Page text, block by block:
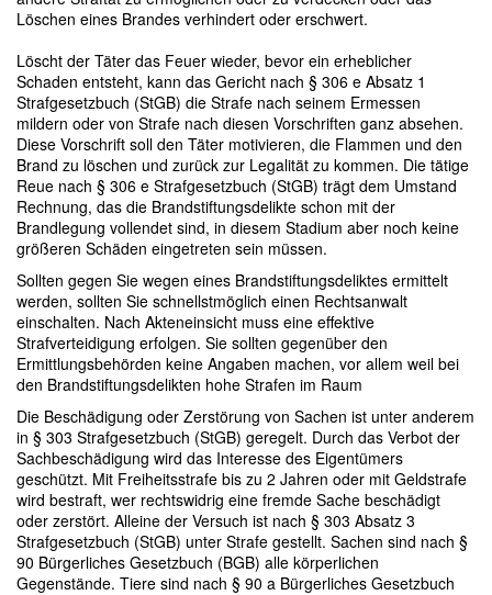
Löschen eines Brandes verhindert oder erschwert.
Löscht der Täter das Feuer wieder, bevor ein erheblicher
Schaden entsteht, kann das Gericht nach § 306 e Absatz 1
Strafgesetzbuch (StGB) die Strafe nach seinem Ermessen
mildern oder von Strafe nach diesen Vorschriften ganz absehen.
Diese Vorschrift soll den Täter motivieren, die Flammen und den
Brand zu löschen und zurück zur Legalität zu kommen. Die tätige
Reue nach § 306 e Strafgesetzbuch (StGB) trägt dem Umstand
Rechnung, das die Brandstiftungsdelikte schon mit der
Brandlegung vollendet sind, in diesem Stadium aber noch keine
größeren Schäden eingetreten sein müssen.
Sollten gegen Sie wegen eines Brandstiftungsdeliktes ermittelt
werden, sollten Sie schnellstmöglich einen Rechtsanwalt
einschalten. Nach Akteneinsicht muss eine effektive
Strafverteidigung erfolgen. Sie sollten gegenüber den
Ermittlungsbehörden keine Angaben machen, vor allem weil bei
den Brandstiftungsdelikten hohe Strafen im Raum
Die Beschädigung oder Zerstörung von Sachen ist unter anderem
in § 303 Strafgesetzbuch (StGB) geregelt. Durch das Verbot der
Sachbeschädigung wird das Interesse des Eigentümers
geschützt. Mit Freiheitsstrafe bis zu 2 Jahren oder mit Geldstrafe
wird bestraft, wer rechtswidrig eine fremde Sache beschädigt
oder zerstört. Alleine der Versuch ist nach § 303 Absatz 3
Strafgesetzbuch (StGB) unter Strafe gestellt. Sachen sind nach §
90 Bürgerliches Gesetzbuch (BGB) alle körperlichen
Gegenstände. Tiere sind nach § 90 a Bürgerliches Gesetzbuch